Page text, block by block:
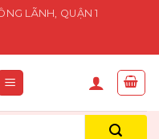
LÃNH, QUẬN 1